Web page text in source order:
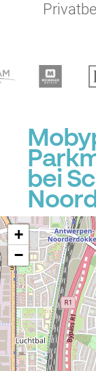
bei
+
−